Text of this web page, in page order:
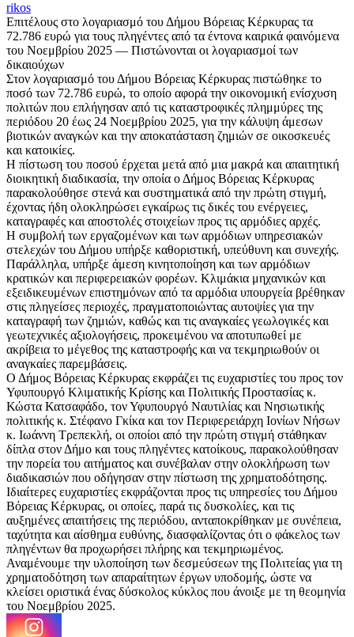
rikos
Επιτέλους στο λογαριασμό του Δήμου Βόρειας Κέρκυρας τα
72.786 ευρώ για τους πληγέντες από τα έντονα καιρικά φαινόμενα
του Νοεμβρίου 2025 — Πιστώνονται οι λογαριασμοί των
δικαιούχων
Στον λογαριασμό του Δήμου Βόρειας Κέρκυρας πιστώθηκε το
ποσό των 72.786 ευρώ, το οποίο αφορά την οικονομική ενίσχυση
πολιτών που επλήγησαν από τις καταστροφικές πλημμύρες της
περιόδου 20 έως 24 Νοεμβρίου 2025, για την κάλυψη άμεσων
βιοτικών αναγκών και την αποκατάσταση ζημιών σε οικοσκευές
και κατοικίες.
Η πίστωση του ποσού έρχεται μετά από μια μακρά και απαιτητική
διοικητική διαδικασία, την οποία ο Δήμος Βόρειας Κέρκυρας
παρακολούθησε στενά και συστηματικά από την πρώτη στιγμή,
έχοντας ήδη ολοκληρώσει εγκαίρως τις δικές του ενέργειες,
καταγραφές και αποστολές στοιχείων προς τις αρμόδιες αρχές.
Η συμβολή των εργαζομένων και των αρμόδιων υπηρεσιακών
στελεχών του Δήμου υπήρξε καθοριστική, υπεύθυνη και συνεχής.
Παράλληλα, υπήρξε άμεση κινητοποίηση και των αρμόδιων
κρατικών και περιφερειακών φορέων. Κλιμάκια μηχανικών και
εξειδικευμένων επιστημόνων από τα αρμόδια υπουργεία βρέθηκαν
στις πληγείσες περιοχές, πραγματοποιώντας αυτοψίες για την
καταγραφή των ζημιών, καθώς και τις αναγκαίες γεωλογικές και
γεωτεχνικές αξιολογήσεις, προκειμένου να αποτυπωθεί με
ακρίβεια το μέγεθος της καταστροφής και να τεκμηριωθούν οι
αναγκαίες παρεμβάσεις.
Ο Δήμος Βόρειας Κέρκυρας εκφράζει τις ευχαριστίες του προς τον
Υφυπουργό Κλιματικής Κρίσης και Πολιτικής Προστασίας κ.
Κώστα Κατσαφάδο, τον Υφυπουργό Ναυτιλίας και Νησιωτικής
πολιτικής κ. Στέφανο Γκίκα και τον Περιφερειάρχη Ιονίων Νήσων
κ. Ιωάννη Τρεπεκλή, οι οποίοι από την πρώτη στιγμή στάθηκαν
δίπλα στον Δήμο και τους πληγέντες κατοίκους, παρακολούθησαν
την πορεία του αιτήματος και συνέβαλαν στην ολοκλήρωση των
διαδικασιών που οδήγησαν στην πίστωση της χρηματοδότησης.
Ιδιαίτερες ευχαριστίες εκφράζονται προς τις υπηρεσίες του Δήμου
Βόρειας Κέρκυρας, οι οποίες, παρά τις δυσκολίες, και τις
αυξημένες απαιτήσεις της περιόδου, ανταποκρίθηκαν με συνέπεια,
ταχύτητα και αίσθημα ευθύνης, διασφαλίζοντας ότι ο φάκελος των
πληγέντων θα προχωρήσει πλήρης και τεκμηριωμένος.
Αναμένουμε την υλοποίηση των δεσμεύσεων της Πολιτείας για τη
χρηματοδότηση των απαραίτητων έργων υποδομής, ώστε να
κλείσει οριστικά ένας δύσκολος κύκλος που άνοιξε με τη θεομηνία
του Νοεμβρίου 2025.